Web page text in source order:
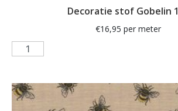
pasen
pauw
pauwen
penguin
Decoratie stof Gobelin
€16,95 per meter